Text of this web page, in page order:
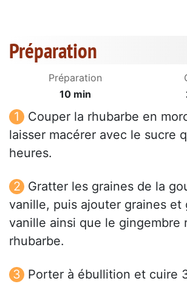
Préparation
Préparation
10 min
Couper la rhubarbe en
laisser macérer avec le sucre
heures.
Gratter les graines de la
vanille, puis ajouter graines et
vanille ainsi que le gingembre
rhubarbe.
Porter à ébullition et cuire